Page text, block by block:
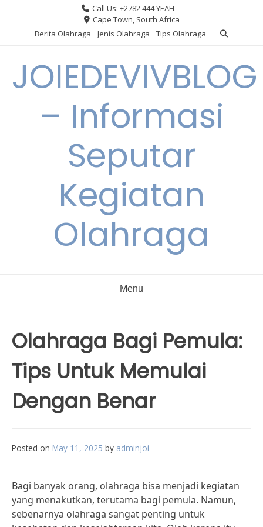
Call Us: +2782 444 YEAH
Cape Town, South Africa
Berita Olahraga
Jenis Olahraga Tips Olahraga
JOIEDEVIVBLOG
– Informasi
Seputar
Kegiatan
Olahraga
Menu
Olahraga Bagi Pemula:
Tips Untuk Memulai
Dengan Benar
Posted on May 11, 2025 by adminjoi
Bagi banyak orang, olahraga bisa menjadi kegiatan
yang menakutkan, terutama bagi pemula. Namun,
sebenarnya olahraga sangat penting untuk